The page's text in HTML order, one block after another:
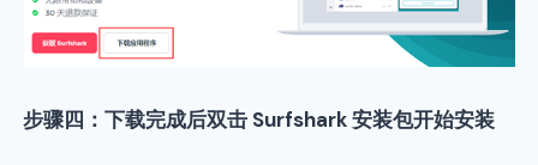
步骤四：下载完成后双击 Surfshark 安装包开始安装